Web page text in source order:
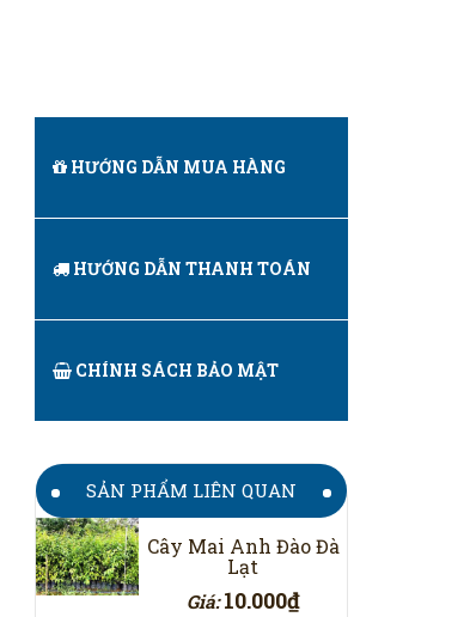
HƯỚNG DẪN MUA HÀNG
HƯỚNG DẪN THANH TOÁN
CHÍNH SÁCH BẢO MẬT
SẢN PHẨM LIÊN QUAN
Cây Mai Anh Đào Đà
Lạt
Giá:10.000₫